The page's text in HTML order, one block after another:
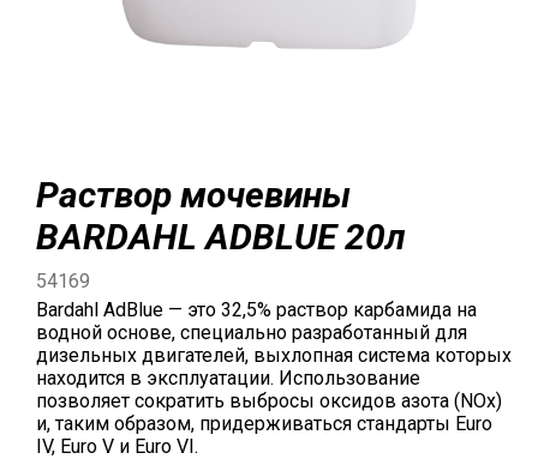
Раствор мочевины
BARDAHL ADBLUE 20л
54169
Bardahl AdBlue — это 32,5% раствор карбамида на
водной основе, специально разработанный для
дизельных двигателей, выхлопная система которых
находится в эксплуатации. Использование
позволяет сократить выбросы оксидов азота (NOx)
и, таким образом, придерживаться стандарты Euro
IV, Euro V и Euro VI.